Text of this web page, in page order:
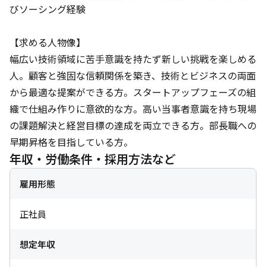
びソーシング経験
【求める人物像】
幅広い技術領域に苦手意識を持たず新しい挑戦を楽しめる
人。顧客と強固な信頼関係を築き、技術とビジネスの両面
から最適な提案ができる方。スタートアップフェーズの組
織で仕組み作りに意欲的な方。高い当事者意識を持ち現場
の課題解決と経営目標の達成を両立できる方。部長職への
早期昇格を目指している方。
年収・労働条件・採用方法など
雇用形態
正社員
想定年収